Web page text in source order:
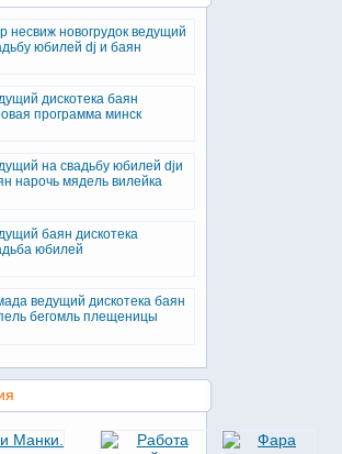
несвиж новогрудок ведущий
юбилей dj и баян
дискотека баян
программа минск
на свадьбу юбилей djи
нарочь мядель вилейка
баян дискотека
юбилей
ведущий дискотека баян
бегомль плещеницы